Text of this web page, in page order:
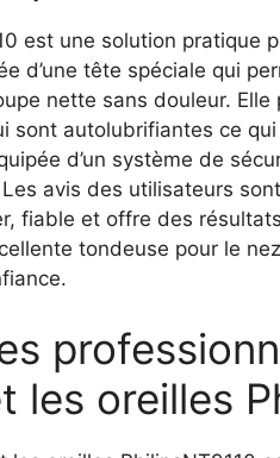
est une solution pratique
d’une tête spéciale qui
nette sans douleur.
sont autolubrifiantes ce
d’un système de
avis des utilisateurs
fiable et offre des
tondeuse pour le
les oreilles